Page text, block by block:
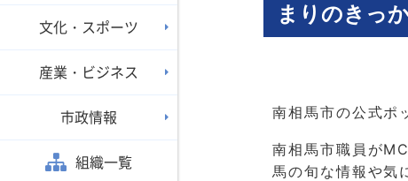
文化・スポーツ
産業・ビジネス
市政情報
組織一覧
まりのきっ
南相馬市の公式ポ
南相馬市職員が
馬の旬な情報や気